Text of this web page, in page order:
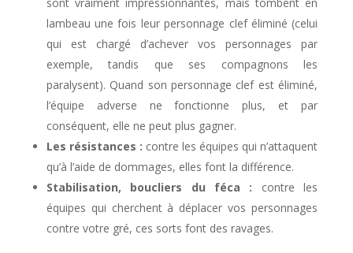
sont vraiment impressionnantes, mais tombent en
lambeau une fois leur personnage clef éliminé (celui
qui est chargé d’achever vos personnages par
exemple, tandis que ses compagnons les
paralysent). Quand son personnage clef est éliminé,
l’équipe adverse ne fonctionne plus, et par
conséquent, elle ne peut plus gagner.
Les résistances : contre les équipes qui n’attaquent
qu’à l’aide de dommages, elles font la différence.
Stabilisation, boucliers du féca : contre les
équipes qui cherchent à déplacer vos personnages
contre votre gré, ces sorts font des ravages.